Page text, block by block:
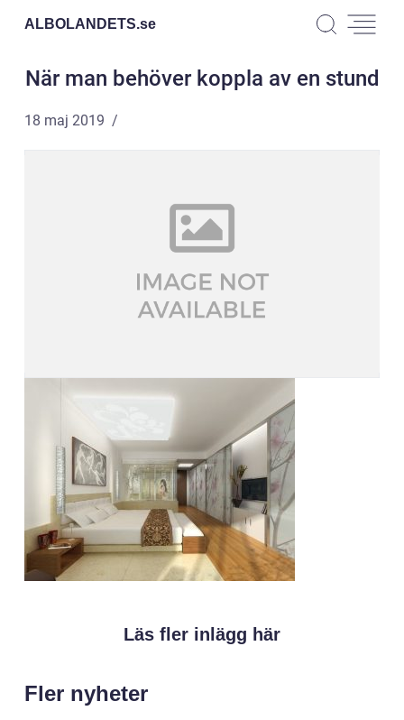
ALBOLANDETS.se
När man behöver koppla av en stund
18 maj 2019
Läs fler inlägg här
Fler nyheter